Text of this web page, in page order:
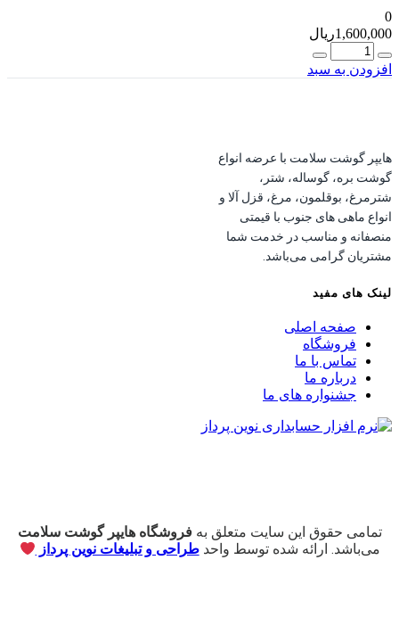
1,600,000 ریال
تعداد
افزودن به سبد
هایپر گوشت سلامت با عرضه انواع
گوشت بره، گوساله، شتر،
شترمرغ، بوقلمون، مرغ، قزل آلا و
انواع ماهی های جنوب با قیمتی
منصفانه و مناسب در خدمت شما
مشتریان گرامی می‌باشد.
لینک های مفید
صفحه اصلی
فروشگاه
تماس با ما
درباره ما
جشنواره های ما
تمامی حقوق این سایت متعلق بهفروشگاه هایپر گوشت سلامت
می‌باشد. ارائه شده توسط واحدطراحی و تبلیغات نوین پرداز